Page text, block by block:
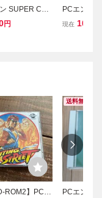
SUPER CD-
語 ほんとにあ
円
PCエンジ
レッドアラ
現在 100
ROM2】PCエ
送料無料
PCエンジ